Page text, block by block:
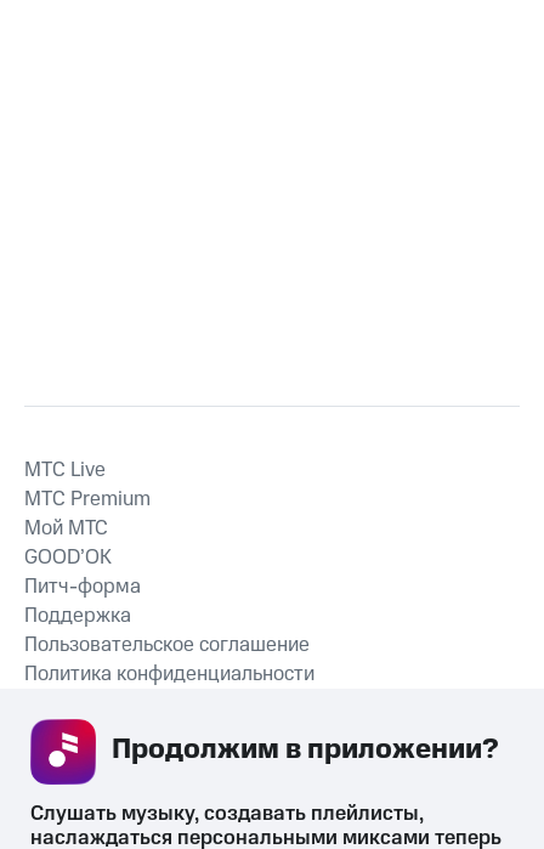
СКАЧАТЬ ПРИЛОЖЕНИЕ
MTС Live
MTС Premium
Мой МТС
GOOD’OK
Питч-форма
Поддержка
Пользовательское соглашение
Политика конфиденциальности
Слушать музыку, создавать плейлисты,
наслаждаться персональными миксами теперь